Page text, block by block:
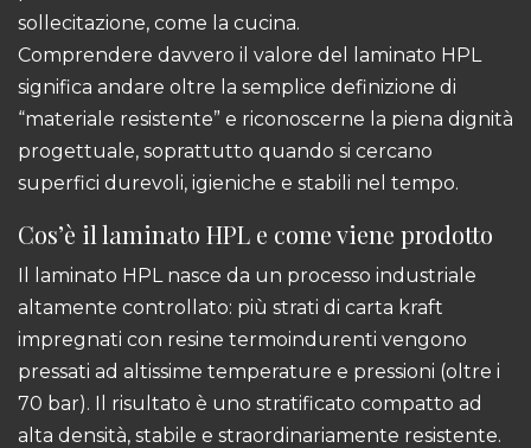
sollecitazione, come la cucina.
Comprendere davvero il valore del laminato HPL
significa andare oltre la semplice definizione di
“materiale resistente” e riconoscerne la piena dignità
progettuale, soprattutto quando si cercano
superfici durevoli, igieniche e stabili nel tempo.
Cos’è il laminato HPL e come viene prodotto
Il laminato HPL nasce da un processo industriale
altamente controllato: più strati di carta kraft
impregnati con resine termoindurenti vengono
pressati ad altissime temperature e pressioni (oltre i
70 bar). Il risultato è uno stratificato compatto ad
alta densità, stabile e straordinariamente resistente.